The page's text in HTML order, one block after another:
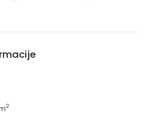
i prostranim dvorištem te brojnim
dostupne u neposrednoj blizini.
2